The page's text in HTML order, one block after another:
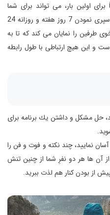
اولین بار، می تواند برای شما
چالش هایی را به همراه داشته باشد. سپری نمودن 7 روز هفته و روزانه 24
طرفین را نمایان می كند كه تا به
و این هیچ ارتباطی با طول رابطه
حل مشكل و داشتن یك برنامه برای
نمایید، چند نكته و فوت و فن را
از آن ها هر دو نفرِ شما از چنین تنش
از بودن كنار هم لذت ببرید.